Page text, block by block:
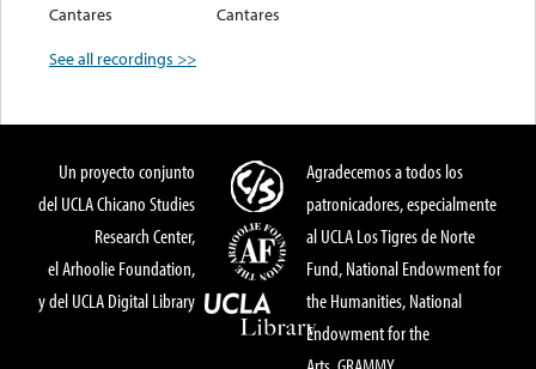
Cantares
Cantares
See all recordings >>
Un proyecto conjunto
del UCLA Chicano Studies
Research Center,
el Arhoolie Foundation,
y del UCLA Digital Library
Agradecemos a todos los
patronicadores, especialmente
al UCLA Los Tigres de Norte
Fund, National Endowment for
the Humanities, National
Endowment for the